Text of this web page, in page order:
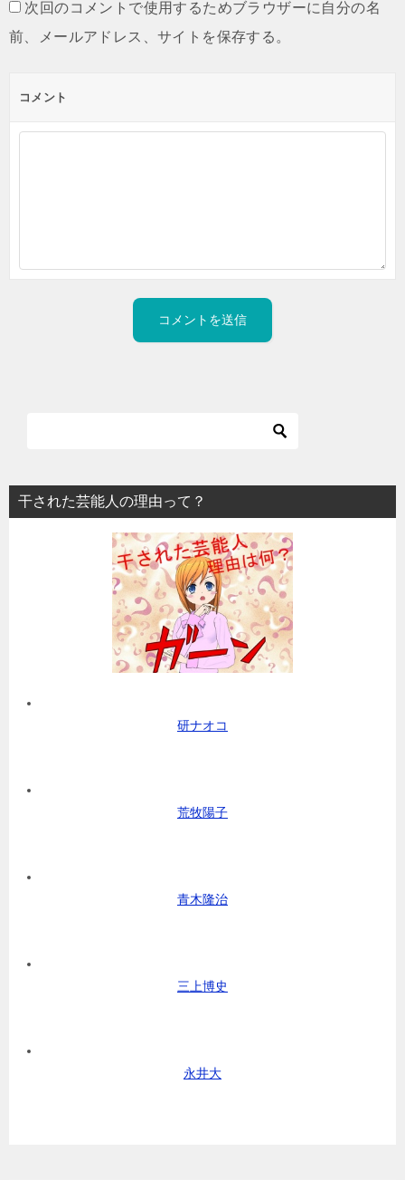
次回のコメントで使用するためブラウザーに自分の名
前、メールアドレス、サイトを保存する。
コメント
干された芸能人の理由って？
研ナオコ
荒牧陽子
青木隆治
三上博史
永井大